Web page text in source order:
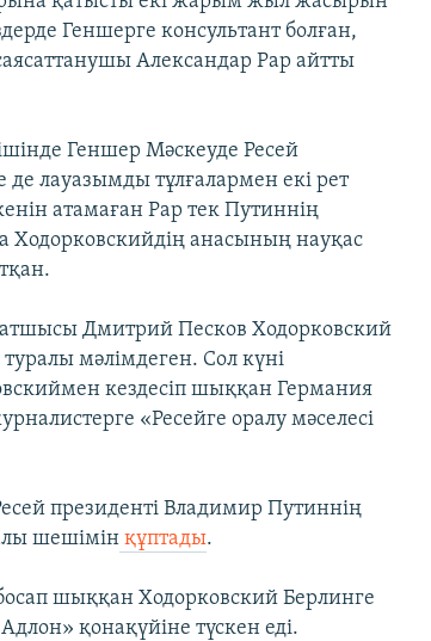
Геншерге консультант болған,
Александар Рар айтты
Геншер Мәскеуде Ресей
лауазымды тұлғалармен екі рет
атамаған Рар тек Путиннің
Ходорковскийдің анасының науқас
хатшысы Дмитрий Песков Ходорковский
мәлімдеген. Сол күні
кездесіп шыққан Германия
«Ресейге оралу мәселесі
президенті Владимир Путиннің
шешімін құптады.
шыққан Ходорковский Берлинге
қонақүйіне түскен еді.